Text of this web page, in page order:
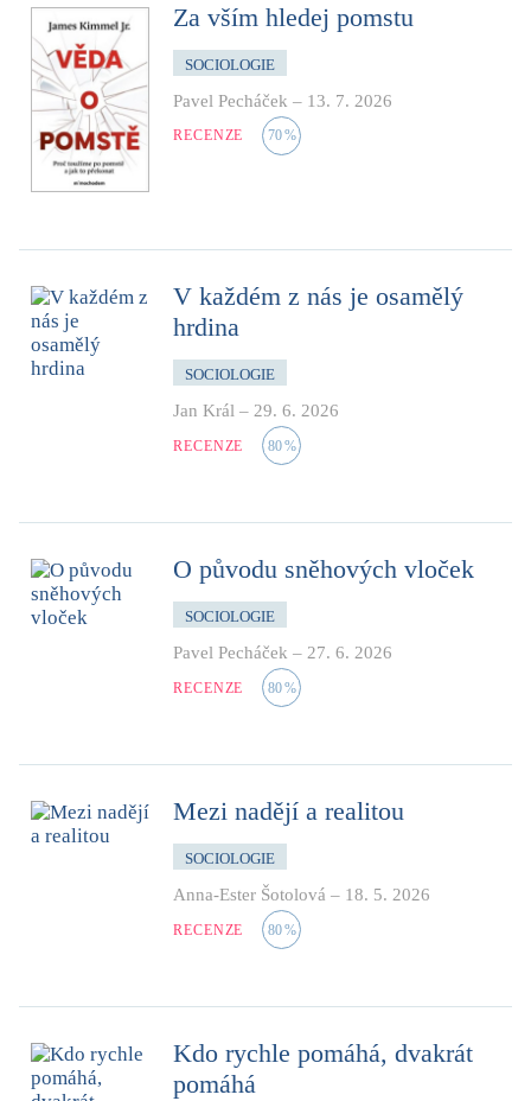
Za vším hledej pomstu
SOCIOLOGIE
Pavel Pecháček – 13. 7. 2026
RECENZE 70%
V každém z nás je osamělý
hrdina
SOCIOLOGIE
Jan Král – 29. 6. 2026
RECENZE 80%
O původu sněhových vloček
SOCIOLOGIE
Pavel Pecháček – 27. 6. 2026
RECENZE 80%
Mezi nadějí a realitou
SOCIOLOGIE
Anna-Ester Šotolová – 18. 5. 2026
RECENZE 80%
Kdo rychle pomáhá, dvakrát
pomáhá